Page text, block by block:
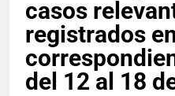
casos
registrados
del 12 al 18